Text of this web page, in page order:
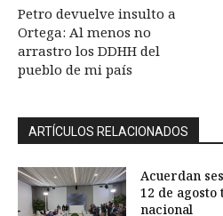
Petro devuelve insulto a
Ortega: Al menos no
arrastro los DDHH del
pueblo de mi país
ARTÍCULOS RELACIONADOS
Acuerdan
12 de
nacional